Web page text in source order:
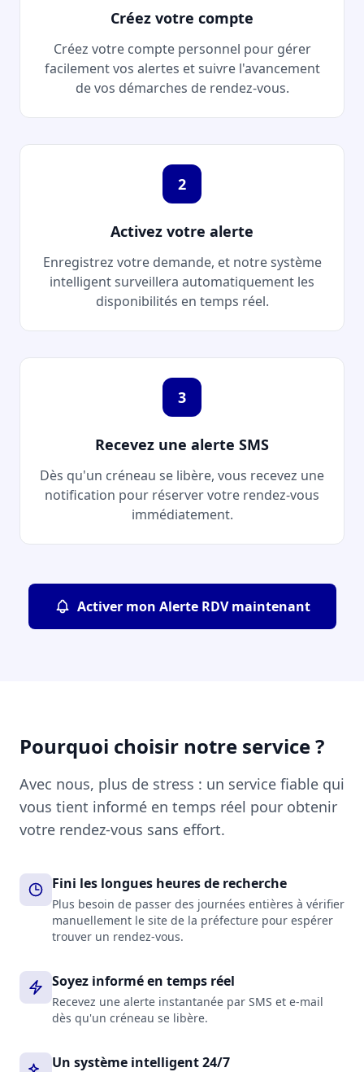
Créez votre compte
Créez votre compte personnel pour gérer
facilement vos alertes et suivre l'avancement
de vos démarches de rendez-vous.
2
Activez votre alerte
Enregistrez votre demande, et notre système
intelligent surveillera automatiquement les
disponibilités en temps réel.
3
Recevez une alerte SMS
Dès qu'un créneau se libère, vous recevez une
notification pour réserver votre rendez-vous
immédiatement.
Activer mon Alerte RDV maintenant
Pourquoi choisir notre service ?
Avec nous, plus de stress : un service fiable qui
vous tient informé en temps réel pour obtenir
votre rendez-vous sans effort.
Fini les longues heures de recherche
Plus besoin de passer des journées entières à vérifier
manuellement le site de la préfecture pour espérer
trouver un rendez-vous.
Soyez informé en temps réel
Recevez une alerte instantanée par SMS et e-mail
dès qu'un créneau se libère.
Un système intelligent 24/7